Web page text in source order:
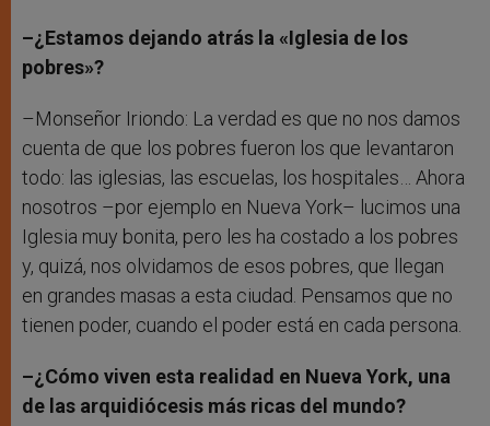
–¿Estamos dejando atrás la «Iglesia de los
pobres»?
–Monseñor Iriondo: La verdad es que no nos damos
cuenta de que los pobres fueron los que levantaron
todo: las iglesias, las escuelas, los hospitales… Ahora
nosotros –por ejemplo en Nueva York– lucimos una
Iglesia muy bonita, pero les ha costado a los pobres
y, quizá, nos olvidamos de esos pobres, que llegan
en grandes masas a esta ciudad. Pensamos que no
tienen poder, cuando el poder está en cada persona.
–¿Cómo viven esta realidad en Nueva York, una
de las arquidiócesis más ricas del mundo?